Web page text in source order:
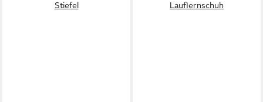
Stiefel
Lauflernschuh